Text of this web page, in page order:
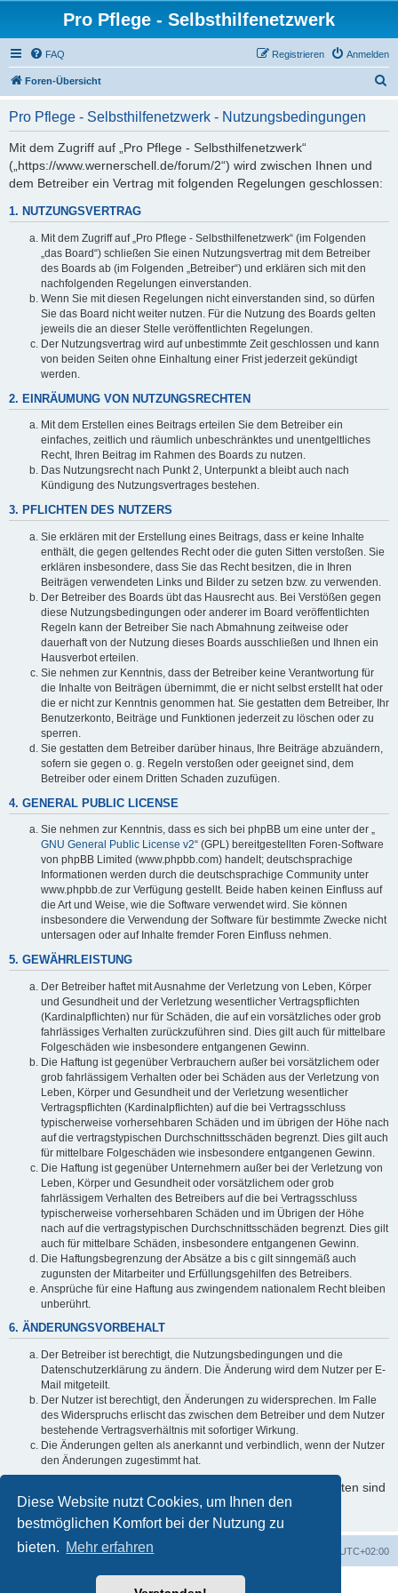
Diese Website nutzt Cookies, um Ihnen den
bestmöglichen Komfort bei der Nutzung zu
bieten. Mehr erfahren
Pro Pflege - Selbsthilfenetzwerk
FAQ Anmelden
Registrieren
Foren-Übersicht
Pro Pflege - Selbsthilfenetzwerk - Nutzungsbedingungen
Mit dem Zugriff auf „Pro Pflege - Selbsthilfenetzwerk“
(„https://www.wernerschell.de/forum/2“) wird zwischen Ihnen und
dem Betreiber ein Vertrag mit folgenden Regelungen geschlossen:
1. NUTZUNGSVERTRAG
Mit dem Zugriff auf „Pro Pflege - Selbsthilfenetzwerk“ (im Folgenden
„das Board“) schließen Sie einen Nutzungsvertrag mit dem Betreiber
des Boards ab (im Folgenden „Betreiber“) und erklären sich mit den
nachfolgenden Regelungen einverstanden.
Wenn Sie mit diesen Regelungen nicht einverstanden sind, so dürfen
Sie das Board nicht weiter nutzen. Für die Nutzung des Boards gelten
jeweils die an dieser Stelle veröffentlichten Regelungen.
Der Nutzungsvertrag wird auf unbestimmte Zeit geschlossen und kann
von beiden Seiten ohne Einhaltung einer Frist jederzeit gekündigt
werden.
2. EINRÄUMUNG VON NUTZUNGSRECHTEN
Mit dem Erstellen eines Beitrags erteilen Sie dem Betreiber ein
einfaches, zeitlich und räumlich unbeschränktes und unentgeltliches
Recht, Ihren Beitrag im Rahmen des Boards zu nutzen.
Das Nutzungsrecht nach Punkt 2, Unterpunkt a bleibt auch nach
Kündigung des Nutzungsvertrages bestehen.
3. PFLICHTEN DES NUTZERS
Sie erklären mit der Erstellung eines Beitrags, dass er keine Inhalte
enthält, die gegen geltendes Recht oder die guten Sitten verstoßen. Sie
erklären insbesondere, dass Sie das Recht besitzen, die in Ihren
Beiträgen verwendeten Links und Bilder zu setzen bzw. zu verwenden.
Der Betreiber des Boards übt das Hausrecht aus. Bei Verstößen gegen
diese Nutzungsbedingungen oder anderer im Board veröffentlichten
Regeln kann der Betreiber Sie nach Abmahnung zeitweise oder
dauerhaft von der Nutzung dieses Boards ausschließen und Ihnen ein
Hausverbot erteilen.
Sie nehmen zur Kenntnis, dass der Betreiber keine Verantwortung für
die Inhalte von Beiträgen übernimmt, die er nicht selbst erstellt hat oder
die er nicht zur Kenntnis genommen hat. Sie gestatten dem Betreiber, Ihr
Benutzerkonto, Beiträge und Funktionen jederzeit zu löschen oder zu
sperren.
Sie gestatten dem Betreiber darüber hinaus, Ihre Beiträge abzuändern,
sofern sie gegen o. g. Regeln verstoßen oder geeignet sind, dem
Betreiber oder einem Dritten Schaden zuzufügen.
4. GENERAL PUBLIC LICENSE
Sie nehmen zur Kenntnis, dass es sich bei phpBB um eine unter der „
GNU General Public License v2“ (GPL) bereitgestellten Foren-Software
von phpBB Limited (www.phpbb.com) handelt; deutschsprachige
Informationen werden durch die deutschsprachige Community unter
www.phpbb.de zur Verfügung gestellt. Beide haben keinen Einfluss auf
die Art und Weise, wie die Software verwendet wird. Sie können
insbesondere die Verwendung der Software für bestimmte Zwecke nicht
untersagen oder auf Inhalte fremder Foren Einfluss nehmen.
5. GEWÄHRLEISTUNG
Der Betreiber haftet mit Ausnahme der Verletzung von Leben, Körper
und Gesundheit und der Verletzung wesentlicher Vertragspflichten
(Kardinalpflichten) nur für Schäden, die auf ein vorsätzliches oder grob
fahrlässiges Verhalten zurückzuführen sind. Dies gilt auch für mittelbare
Folgeschäden wie insbesondere entgangenen Gewinn.
Die Haftung ist gegenüber Verbrauchern außer bei vorsätzlichem oder
grob fahrlässigem Verhalten oder bei Schäden aus der Verletzung von
Leben, Körper und Gesundheit und der Verletzung wesentlicher
Vertragspflichten (Kardinalpflichten) auf die bei Vertragsschluss
typischerweise vorhersehbaren Schäden und im übrigen der Höhe nach
auf die vertragstypischen Durchschnittsschäden begrenzt. Dies gilt auch
für mittelbare Folgeschäden wie insbesondere entgangenen Gewinn.
Die Haftung ist gegenüber Unternehmern außer bei der Verletzung von
Leben, Körper und Gesundheit oder vorsätzlichem oder grob
fahrlässigem Verhalten des Betreibers auf die bei Vertragsschluss
typischerweise vorhersehbaren Schäden und im Übrigen der Höhe
nach auf die vertragstypischen Durchschnittsschäden begrenzt. Dies gilt
auch für mittelbare Schäden, insbesondere entgangenen Gewinn.
Die Haftungsbegrenzung der Absätze a bis c gilt sinngemäß auch
zugunsten der Mitarbeiter und Erfüllungsgehilfen des Betreibers.
Ansprüche für eine Haftung aus zwingendem nationalem Recht bleiben
unberührt.
6. ÄNDERUNGSVORBEHALT
Der Betreiber ist berechtigt, die Nutzungsbedingungen und die
Datenschutzerklärung zu ändern. Die Änderung wird dem Nutzer per E-
Mail mitgeteilt.
Der Nutzer ist berechtigt, den Änderungen zu widersprechen. Im Falle
des Widerspruchs erlischt das zwischen dem Betreiber und dem Nutzer
bestehende Vertragsverhältnis mit sofortiger Wirkung.
Die Änderungen gelten als anerkannt und verbindlich, wenn der Nutzer
den Änderungen zugestimmt hat.
Informationen über den Umgang mit Ihren persönlichen Daten sind
in der Datenschutzerklärung enthalten.
Foren-Übersicht UTC+02:00